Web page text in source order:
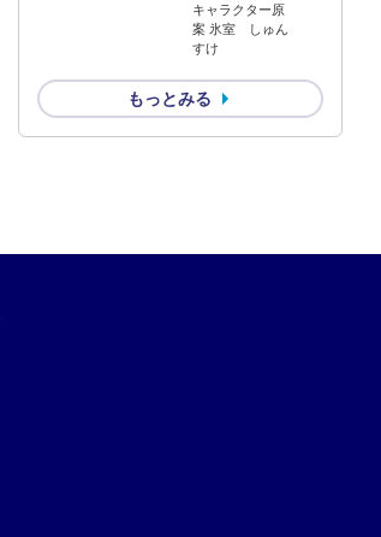
キャラクター原
案 氷室 しゅん
すけ
もっとみる